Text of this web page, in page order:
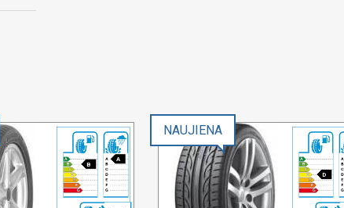
B
A
D
NAUJIENA